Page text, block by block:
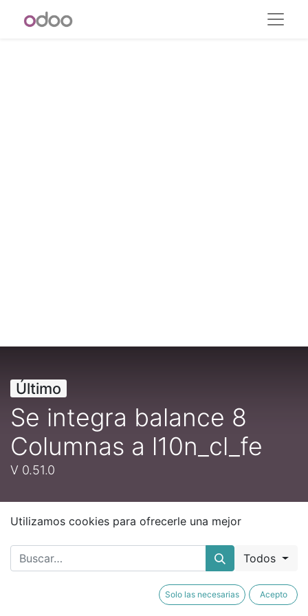
Último
Se integra balance 8
Columnas a l10n_cl_fe
V 0.51.0
Todos
Se integra balance 8 Columnas a
Utilizamos cookies para ofrecerle una mejor
Política de cookies
Solo las necesarias Acepto